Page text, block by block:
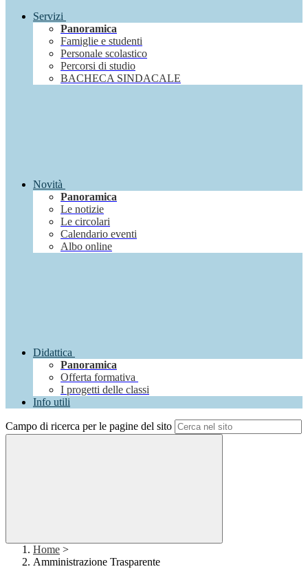
Servizi
Panoramica
Famiglie e studenti
Personale scolastico
Percorsi di studio
BACHECA SINDACALE
Novità
Panoramica
Le notizie
Le circolari
Calendario eventi
Albo online
Didattica
Panoramica
Offerta formativa
I progetti delle classi
Info utili
Campo di ricerca per le pagine del sito
Home >
Amministrazione Trasparente